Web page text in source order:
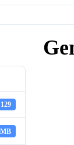
129